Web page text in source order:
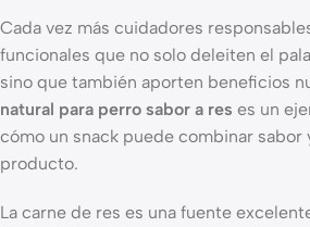
Cada vez más cuidadores
funcionales que no solo deleiten el
sino que también aporten beneficios
natural para perro sabor a res es un
cómo un snack puede combinar sabor
producto.
La carne de res es una fuente